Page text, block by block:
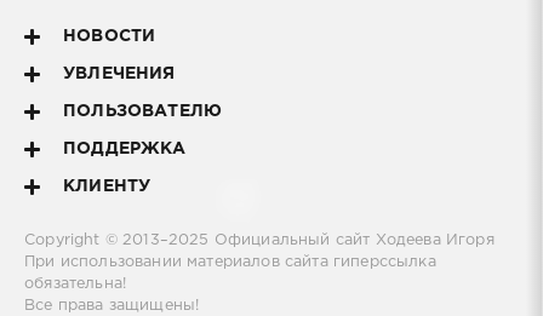
НОВОСТИ
УВЛЕЧЕНИЯ
ПОЛЬЗОВАТЕЛЮ
ПОДДЕРЖКА
КЛИЕНТУ
Copyright © 2013–2025
Официальный сайт Ходеева Игоря
При использовании материалов сайта гиперссылка
обязательна!
Все права защищены!